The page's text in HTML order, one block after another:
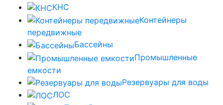
КНС
Контейнеры
передвижные
Бассейны
Промышленные
емкости
Резервуары для воды
ЛОС